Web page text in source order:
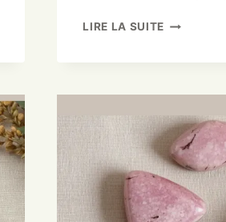
LIRE LA SUITE